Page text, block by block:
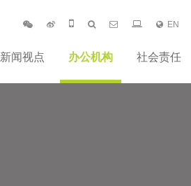
EN
新闻视点 办公机构 社会责任